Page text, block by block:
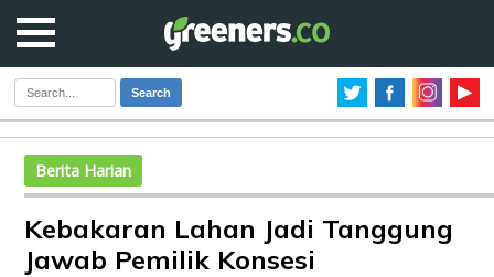
Search
Berita Harian
Kebakaran Lahan Jadi Tanggung
Jawab Pemilik Konsesi